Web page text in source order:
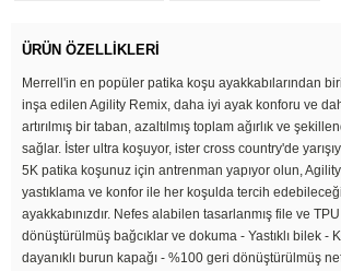
ÜRÜN ÖZELLIKLERI
Merrell'in en popüler patika koşu ayakkabılarından
inşa edilen Agility Remix, daha iyi ayak konforu ve
artırılmış bir taban, azaltılmış toplam ağırlık ve
sağlar. İster ultra koşuyor, ister cross country'de
5K patika koşunuz için antrenman yapıyor olun,
yastıklama ve konfor ile her koşulda tercih
ayakkabınızdır. Nefes alabilen tasarlanmış file ve
dönüştürülmüş bağcıklar ve dokuma - Yastıklı bilek -
dayanıklı burun kapağı - %100 geri dönüştürülmüş